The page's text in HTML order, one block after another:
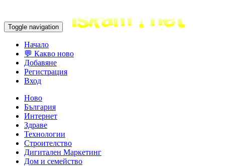
Toggle navigation
Начало
💬 Какво ново
Добавяне
Регистрация
Вход
Ново
България
Интернет
Здраве
Технологии
Строителство
Дигитален Маркетинг
Дом и семейство